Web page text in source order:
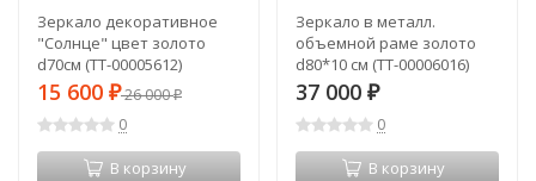
Зеркало декоративное
"Солнце" цвет золото
d70см (TT-00005612)
15 600 ₽26 000₽
0
В корзину
Зеркало в металл.
объемной раме золото
d80*10 см (TT-00006016)
37 000 ₽
0
В корзину